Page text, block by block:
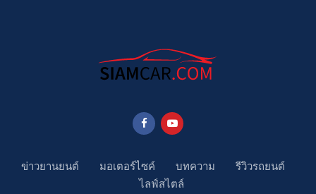
ข่าวยานยนต์ มอเตอร์ไซค์ บทความ
รีวิวรถยนต์
ไลฟ์สไตล์